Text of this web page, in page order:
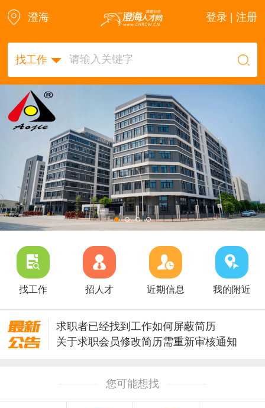
澄海 登录 | 注册
找工作
找工作 招人才 近期信息 我的附近
求职者已经找到工作如何屏蔽简历
关于求职会员修改简历需重新审核通知
您可能想找